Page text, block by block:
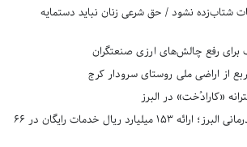
شتاب‌زده نشود / حق شرعی زنان نباید دستمایه
رفع چالش‌های ارزی صنعتگران
«کارادُخت» در البرز
رکوردزنی در عدالت درمانی البرز؛ ارائه ۱۵۳ میلیارد ریال خدمات رایگان در ۶۶